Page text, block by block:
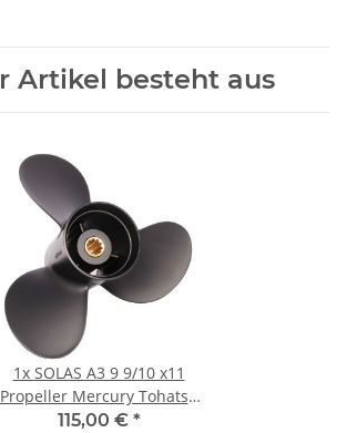
Artikel besteht aus
1x SOLAS A3 9 9/10 x11
Propeller Mercury Tohatsu
25-30PS 3"Getriebe10Zähne
115,00 € *